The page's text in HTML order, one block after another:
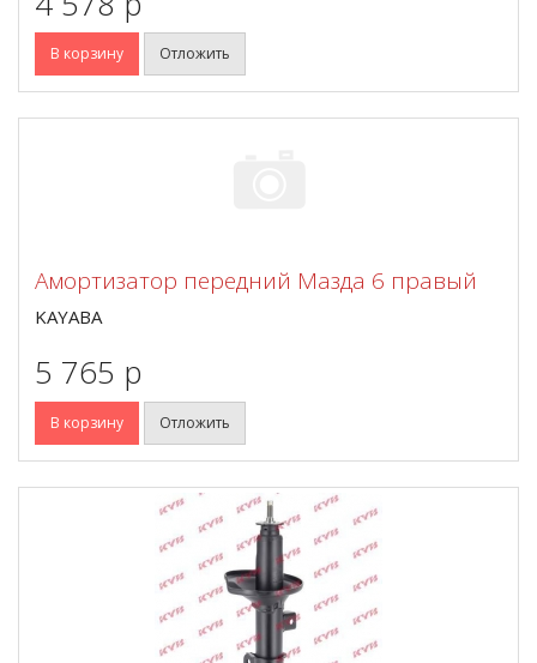
В корзину Отложить
Амортизатор передний Мазда 6 правый
KAYABA
5 765 p
В корзину Отложить